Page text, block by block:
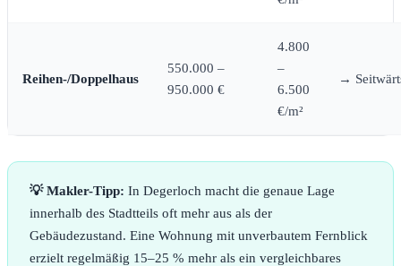
Reihen-/Doppelhaus
550.000 –
950.000 €
4.800
–
6.500
€/m²
→
💡 Makler-Tipp: In Degerloch macht die genaue Lage
innerhalb des Stadtteils oft mehr aus als der
Gebäudezustand. Eine Wohnung mit unverbautem Fernblick
erzielt regelmäßig 15–25 % mehr als ein vergleichbares